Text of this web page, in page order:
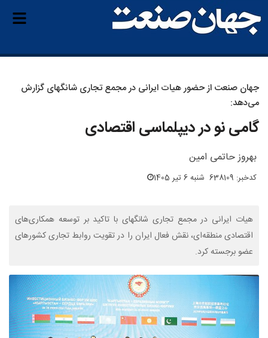
جهان صنعت از حضور هیات ایرانی در مجمع تجاری شانگهای گزارش
می‌دهد:
گامی نو در دیپلماسی اقتصادی
بهروز حاتمی امین
کدخبر: 638109 شنبه 6 تیر 1405
هیات ایرانی در مجمع تجاری شانگهای با تاکید بر توسعه همکاری‌های
اقتصادی منطقه‌ای، نقش فعال ایران را در تقویت روابط تجاری کشورهای
عضو برجسته کرد.